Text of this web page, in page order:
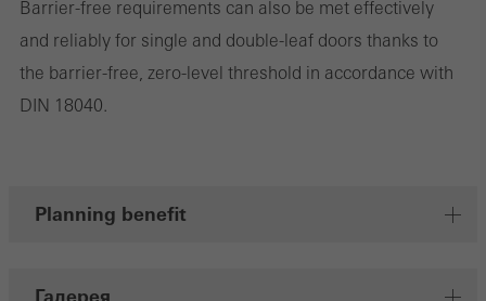
Barrier-free requirements can also be met effectively
and reliably for single and double-leaf doors thanks to
the barrier-free, zero-level threshold in accordance with
DIN 18040.
Planning benefit
Галерея
персонализированной и востребованной рекламы для
отдельных пользователей. Для этого они отслеживают
посетителей на разных сайтах. Это касается и сторонних
сервисов, которые предоставляют свои услуги
Сохранить